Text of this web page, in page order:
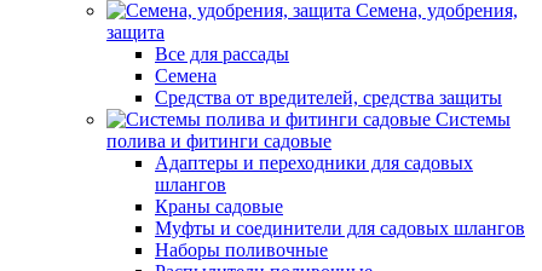
Семена, удобрения,
защита
Все для рассады
Семена
Средства от вредителей, средства защиты
Системы
полива и фитинги садовые
Адаптеры и переходники для садовых
шлангов
Краны садовые
Муфты и соединители для садовых шлангов
Наборы поливочные